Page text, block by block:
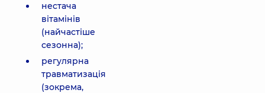
нестача
вітамінів
(найчастіше
сезонна);
регулярна
травматизація
(зокрема,